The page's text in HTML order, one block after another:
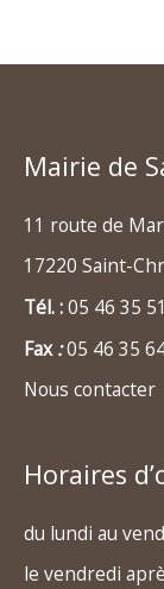
Mairie de
11 route de
17220 Saint-
Tél. :05 46 35
Fax:05 46 35
Nous contacter
Horaires
du lundi au
le vendredi